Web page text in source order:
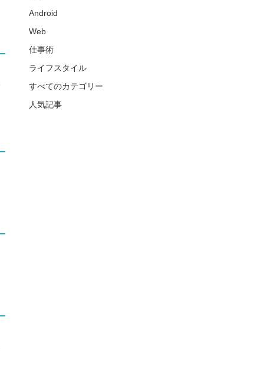
Android
Web
仕事術
ライフスタイル
すべてのカテゴリー
人気記事